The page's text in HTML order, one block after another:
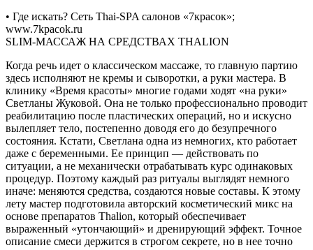
• Где искать? Сеть Thai-SPA салонов «7красок»;
www.7kpacok.ru
SLIM-МАССАЖ НА СРЕДСТВАХ THALION
Когда речь идет о классическом массаже, то главную партию
здесь исполняют не кремы и сыворотки, а руки мастера. В
клинику «Время красоты» многие годами ходят «на руки»
Светланы Жуковой. Она не только профессионально проводит
реабилитацию после пластических операций, но и искусно
вылепляет тело, постепенно доводя его до безупречного
состояния. Кстати, Светлана одна из немногих, кто работает
даже с беременными. Ее принцип — действовать по
ситуации, а не механически отрабатывать курс одинаковых
процедур. Поэтому каждый раз ритуалы выглядят немного
иначе: меняются средства, создаются новые составы. К этому
лету мастер подготовила авторский косметический микс на
основе препаратов Thalion, который обеспечивает
выраженный «утончающий» и дренирующий эффект. Точное
описание смеси держится в строгом секрете, но в нее точно